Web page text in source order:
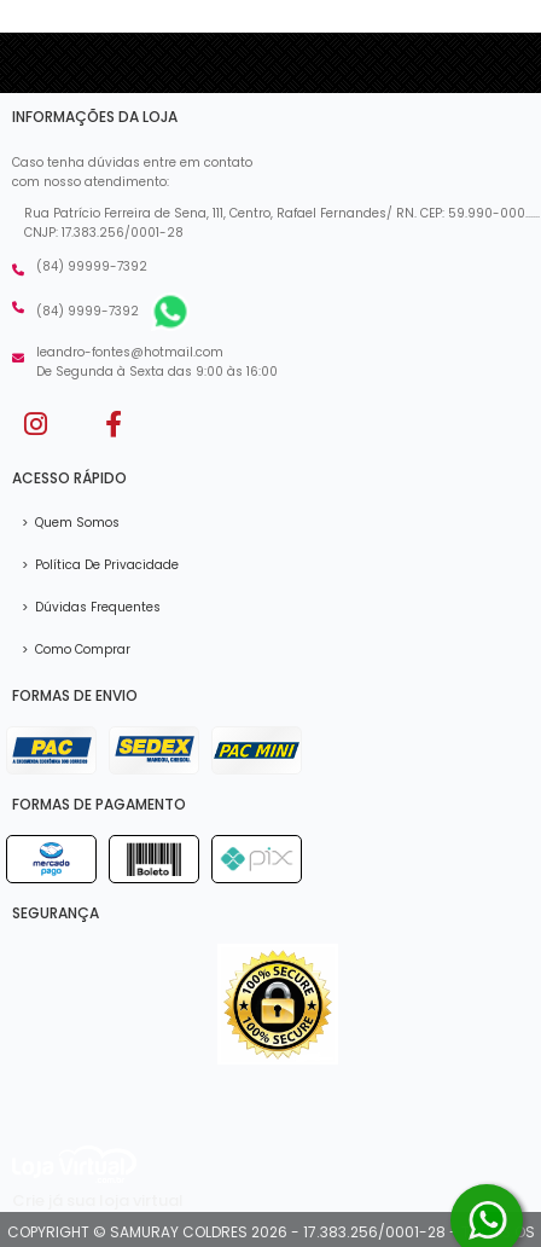
INFORMAÇÕES DA LOJA
Caso tenha dúvidas entre em contato
com nosso atendimento:
Rua Patrício Ferreira de Sena, 111, Centro, Rafael Fernandes/ RN. CEP: 59.990-000......
CNJP: 17.383.256/0001-28
(84) 99999-7392
(84) 9999-7392
leandro-fontes@hotmail.com
De Segunda à Sexta das 9:00 às 16:00
ACESSO RÁPIDO
> Quem Somos
> Política De Privacidade
> Dúvidas Frequentes
> Como Comprar
FORMAS DE ENVIO
FORMAS DE PAGAMENTO
SEGURANÇA
COPYRIGHT © SAMURAY COLDRES 2026 - 17.383.256/0001-28 - TODOS OS